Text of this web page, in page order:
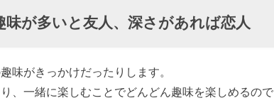
が多いと友人、深さがあれば恋人
味がきっかけだったりします。
、一緒に楽しむことでどんどん趣味を楽しめるので